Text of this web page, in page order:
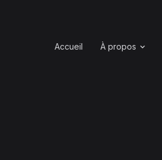
Accueil À propos